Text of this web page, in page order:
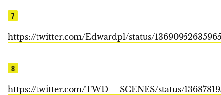
7
https://twitter.com/Edwardpl/status/
8
https://twitter.com/TWD__SCENES/status/